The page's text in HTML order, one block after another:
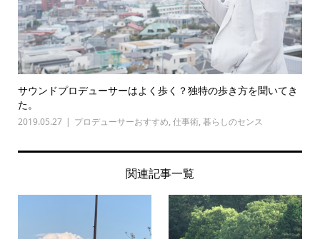
サウンドプロデューサーはよく歩く？独特の歩き方を聞いてき
た。
2019.05.27 プロデューサーおすすめ, 仕事術, 暮らしのセンス
関連記事一覧